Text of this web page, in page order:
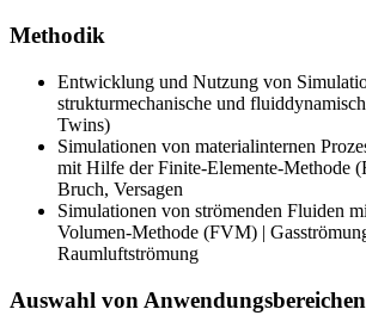
Methodik
Entwicklung und Nutzung von
strukturmechanische und
Twins)
Simulationen von materialinternen
mit Hilfe der Finite-Elemente-Methode
Bruch, Versagen
Simulationen von strömenden Fluiden
Volumen-Methode (FVM) |
Raumluftströmung
Auswahl von Anwendungsbereichen